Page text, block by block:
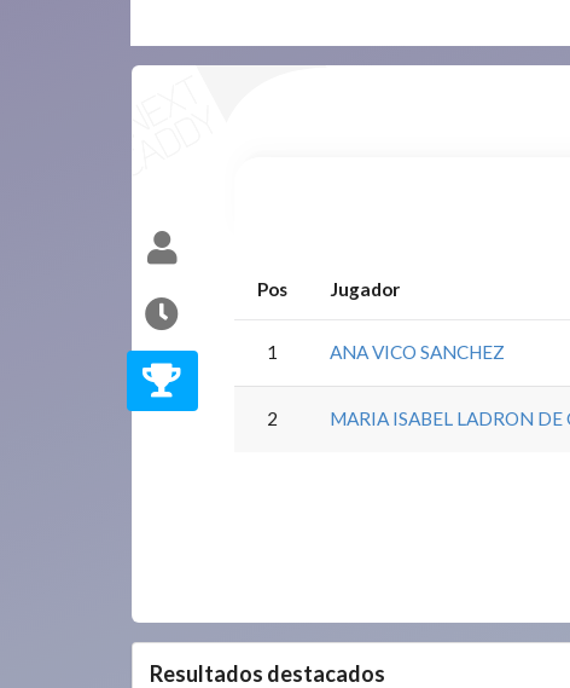
Pos Jugador
1 ANA VICO SANCHEZ
2 MARIA ISABEL LADRON DE
Resultados destacados